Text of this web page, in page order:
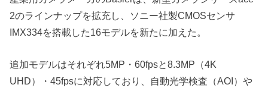
2のラインナップを拡充し、ソニー社製CMOSセンサ
IMX334を搭載した16モデルを新たに加えた。
追加モデルはそれぞれ5MP・60fpsと8.3MP（4K
UHD）・45fpsに対応しており、自動光学検査（AOI）や